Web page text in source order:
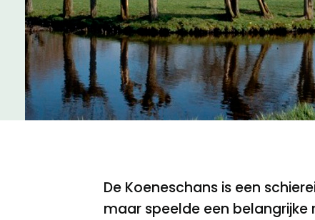
Meld een archeologische vondst
Nieuwsbrief
Nieuwsbrief
Voorwaarden
Privacyverklaring
De Koeneschans is een
maar speelde een belangrijke